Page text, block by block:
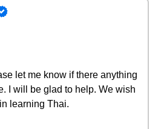
let me know if there anything
I will be glad to help. We wish
learning Thai.